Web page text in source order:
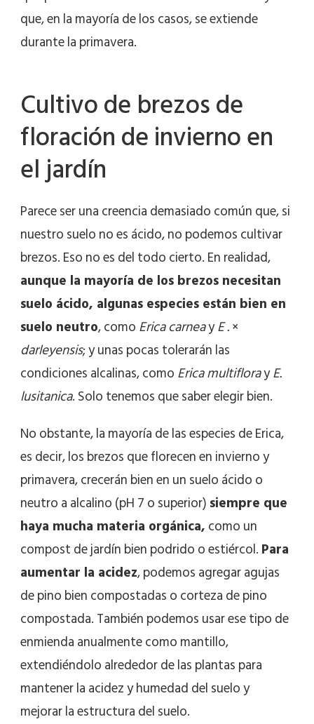
que, en la mayoría de los casos, se extiende
durante la primavera.
Cultivo de brezos de
floración de invierno en
el jardín
Parece ser una creencia demasiado común que, si
nuestro suelo no es ácido, no podemos cultivar
brezos. Eso no es del todo cierto. En realidad,
aunque la mayoría de los brezos necesitan
suelo ácido, algunas especies están bien en
suelo neutro, comoErica carneayE .×
darleyensis; y unas pocas tolerarán las
condiciones alcalinas, comoErica multiflorayE.
lusitanica. Solo tenemos que saber elegir bien.
No obstante, la mayoría de las especies de Erica,
es decir, los brezos que florecen en invierno y
primavera, crecerán bien en un suelo ácido o
neutro a alcalino (pH 7 o superior)siempre que
haya mucha materia orgánica,como un
compost de jardín bien podrido o estiércol.Para
aumentar la acidez, podemos agregar agujas
de pino bien compostadas o corteza de pino
compostada. También podemos usar ese tipo de
enmienda anualmente como mantillo,
extendiéndolo alrededor de las plantas para
mantener la acidez y humedad del suelo y
mejorar la estructura del suelo.